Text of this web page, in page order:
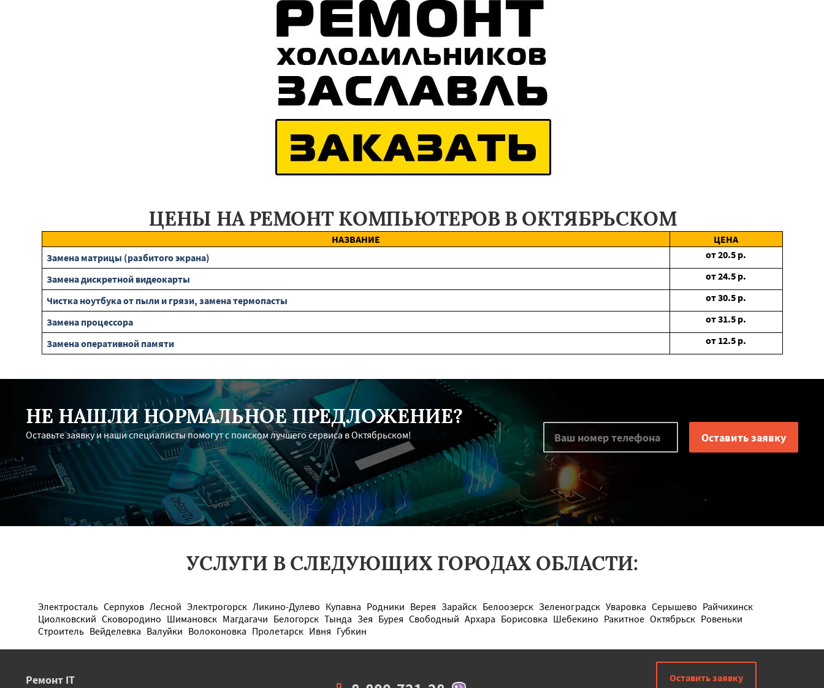
Работаем по регионам
Звенигород Заречье Черкизово Голицыно Щелково Дрезна Люберцы
Удельная Нахабино Ликино-Дулево Райчихинск Бурея Архара
Шимановск Белогорск Тында Серышево Зея Сковородино
Волоконовка Борисовка Белгород Губкин Короча Пролетарск
Октябрьск Чернянка Новый Оскол
ЦЕНЫ НА РЕМОНТ КОМПЬЮТЕРОВ В ОКТЯБРЬСКОМ
НАЗВАНИЕ
ЦЕНА
Замена матрицы (разбитого экрана)
от20.5 р.
Замена дискретной видеокарты
от24.5 р.
Чистка ноутбука от пыли и грязи, замена термопасты
от30.5 р.
Замена процессора
от31.5 р.
Замена оперативной памяти
от 12.5 р.
НЕ НАШЛИ НОРМАЛЬНОЕ ПРЕДЛОЖЕНИЕ?
Оставьте заявку и наши специалисты помогут с поиском лучшего сервиса в Октябрьском!
УСЛУГИ В СЛЕДУЮЩИХ ГОРОДАХ ОБЛАСТИ:
Электросталь Серпухов Лесной Электрогорск Ликино-Дулево Купавна Родники Верея Зарайск Белоозерск Зеленоградск Уваровка Серышево Райчихинск
Циолковский Сковородино Шимановск Магдагачи Белогорск Тында Зея Бурея Свободный Архара Борисовка Шебекино Ракитное Октябрьск Ровеньки
Строитель Вейделевка Валуйки Волоконовка Пролетарск Ивня Губкин
Ремонт IT Оставить заявку
УЗНАТЬ ПОДРОБНЕЕ ×